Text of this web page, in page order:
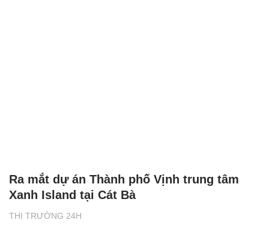
THỊ TRƯỜNG 24H
Ra mắt dự án Thành phố Vịnh trung tâm
Xanh Island tại Cát Bà